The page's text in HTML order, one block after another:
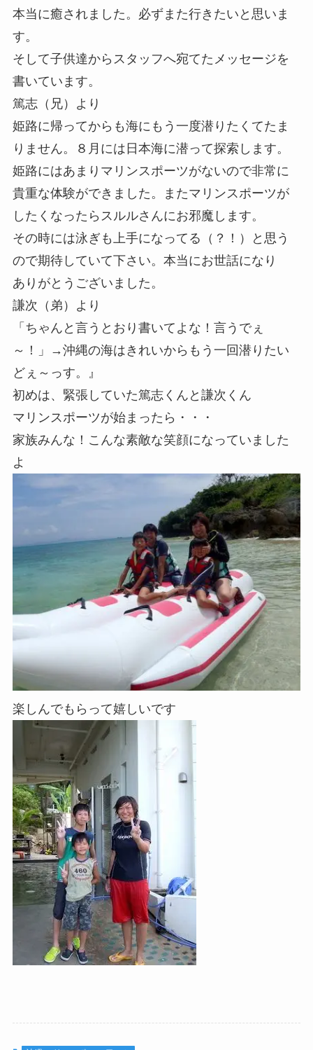
本当に癒されました。必ずまた行きたいと思いま
す。
そして子供達からスタッフへ宛てたメッセージを
書いています。
篤志（兄）より
姫路に帰ってからも海にもう一度潜りたくてたま
りません。８月には日本海に潜って探索します。
姫路にはあまりマリンスポーツがないので非常に
貴重な体験ができました。またマリンスポーツが
したくなったらスルルさんにお邪魔します。
その時には泳ぎも上手になってる（？！）と思う
ので期待していて下さい。本当にお世話になり
ありがとうございました。
謙次（弟）より
「ちゃんと言うとおり書いてよな！言うでぇ
～！」→沖縄の海はきれいからもう一回潜りたい
どぇ～っす。』
初めは、緊張していた篤志くんと謙次くん
マリンスポーツが始まったら・・・
家族みんな！こんな素敵な笑顔になっていました
よ
楽しんでもらって嬉しいです